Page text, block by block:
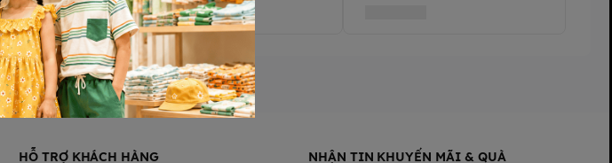
HỖ TRỢ KHÁCH HÀNG
NHẬN TIN KHUYẾN MÃI & QUÀ